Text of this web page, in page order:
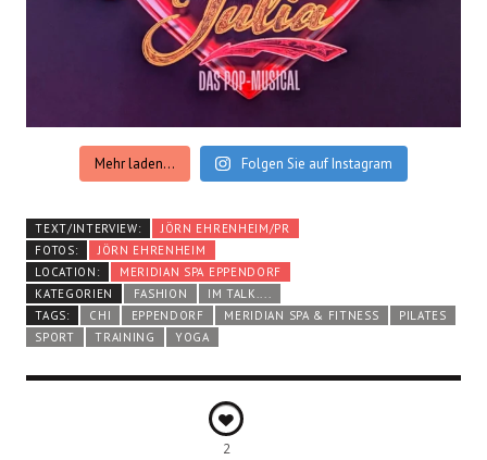
Mehr laden... Folgen Sie auf Instagram
TEXT/INTERVIEW:
JÖRN EHRENHEIM/PR
FOTOS:
JÖRN EHRENHEIM
LOCATION:
MERIDIAN SPA EPPENDORF
KATEGORIEN
FASHION
IM TALK....
TAGS:
CHI EPPENDORF MERIDIAN SPA & FITNESS
PILATES
SPORT
TRAINING YOGA
2